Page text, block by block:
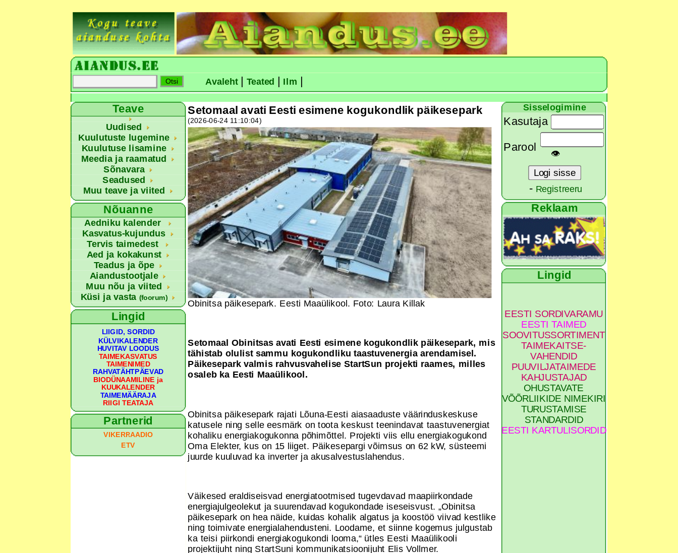
Avaleht| Teated Ilm
Teave
Uudised
Kuulutuste lugemine
Kuulutuse lisamine
Meedia ja raamatud
Sõnavara
Seadused
Muu teave ja viited
Nõuanne
Aedniku kalender
Kasvatus-kujundus
Tervis taimedest
Aed ja kokakunst
Teadus ja õpe
Aiandustootjale
Muu nõu ja viited
Küsi ja vasta (foorum)
Lingid
LIIGID, SORDID
KÜLVIKALENDER
HUVITAV LOODUS
TAIMEKASVATUS
TAIMENIMED
RAHVATÄHTPÄEVAD
BIODÜNAAMILINE ja
KUUKALENDER
TAIMEMÄÄRAJA
RIIGI TEATAJA
Partnerid
VIKERRAADIO
ETV
Setomaal avati Eesti esimene kogukondlik päikesepark
(2026-06-24 11:10:04)
Obinitsa päikesepark. Eesti Maaülikool. Foto: Laura Killak
Setomaal Obinitsas avati Eesti esimene kogukondlik päikesepark, mis
tähistab olulist sammu kogukondliku taastuvenergia arendamisel.
Päikesepark valmis rahvusvahelise StartSun projekti raames, milles
osaleb ka Eesti Maaülikool.
Obinitsa päikesepark rajati Lõuna-Eesti aiasaaduste väärinduskeskuse
katusele ning selle eesmärk on toota keskust teenindavat taastuvenergiat
kohaliku energiakogukonna põhimõttel. Projekti viis ellu energiakogukond
Oma Elekter, kus on 15 liiget. Päikesepargi võimsus on 62 kW, süsteemi
juurde kuuluvad ka inverter ja akusalvestuslahendus.
Väikesed eraldiseisvad energiatootmised tugevdavad maapiirkondade
energiajulgeolekut ja suurendavad kogukondade iseseisvust. „Obinitsa
päikesepark on hea näide, kuidas kohalik algatus ja koostöö viivad kestlike
ning toimivate energialahendusteni. Loodame, et siinne kogemus julgustab
ka teisi piirkondi energiakogukondi looma,“ ütles Eesti Maaülikooli
projektijuht ning StartSuni kommunikatsioonijuht Elis Vollmer.
Sisselogimine
Kasutaja
Parool
👁
- Registreeru
Reklaam
Lingid
EESTI SORDIVARAMU
EESTI TAIMED
SOOVITUSSORTIMENT
TAIMEKAITSE-
VAHENDID
PUUVILJATAIMEDE
KAHJUSTAJAD
OHUSTAVATE
VÕÕRLIIKIDE NIMEKIRI
TURUSTAMISE
STANDARDID
EESTI KARTULISORDID